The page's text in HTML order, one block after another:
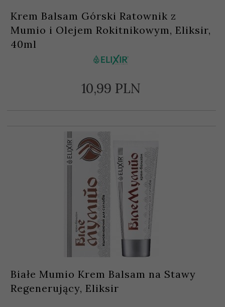
Krem Balsam Górski Ratownik z
Mumio i Olejem Rokitnikowym, Eliksir,
40ml
10,99 PLN
Białe Mumio Krem Balsam na Stawy
Regenerujący, Eliksir